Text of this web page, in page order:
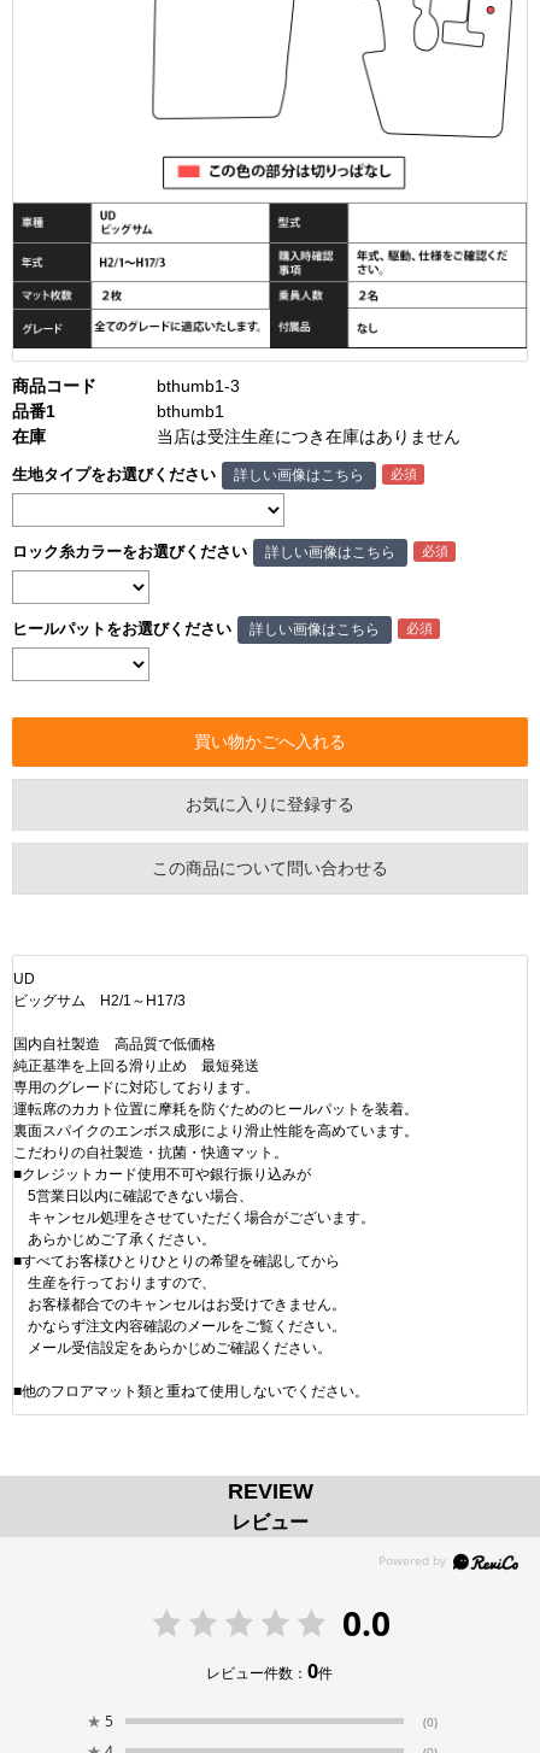
商品コード
bthumb1-3
品番1
bthumb1
在庫
当店は受注生産につき在庫はありません
生地タイプをお選びください 詳しい画像はこちら
ロック糸カラーをお選びください 詳しい画像はこちら
ヒールパットをお選びください 詳しい画像はこちら
お気に入りに登録する
この商品について問い合わせる
UD
ビッグサム H2/1～H17/3
国内自社製造 高品質で低価格
純正基準を上回る滑り止め 最短発送
専用のグレードに対応しております。
運転席のカカト位置に摩耗を防ぐためのヒールパットを装着。
裏面スパイクのエンボス成形により滑止性能を高めています。
こだわりの自社製造・抗菌・快適マット。
■クレジットカード使用不可や銀行振り込みが
5営業日以内に確認できない場合、
キャンセル処理をさせていただく場合がございます。
あらかじめご了承ください。
■すべてお客様ひとりひとりの希望を確認してから
生産を行っておりますので、
お客様都合でのキャンセルはお受けできません。
かならず注文内容確認のメールをご覧ください。
メール受信設定をあらかじめご確認ください。
■他のフロアマット類と重ねて使用しないでください。
REVIEW
レビュー
0.0
レビュー件数：0件
★ 5 (0)